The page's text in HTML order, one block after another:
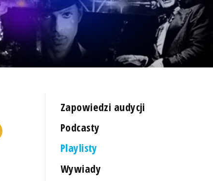
Zapowiedzi audycji
Podcasty
Playlisty
Wywiady